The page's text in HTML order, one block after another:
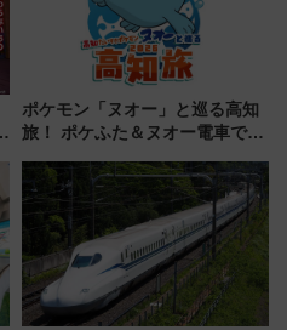
ポケモン「ヌオー」と巡る高知
旅！ ポケふた＆ヌオー電車で楽
路の絶景と絶品グルメを満喫！
（7月18日スタート）